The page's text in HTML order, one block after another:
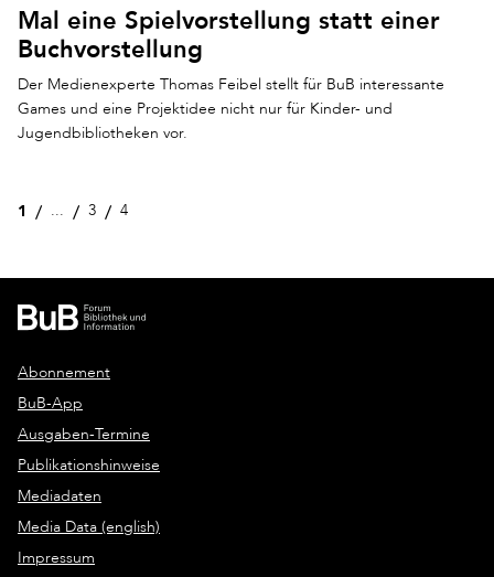
Mal eine Spielvorstellung statt einer
Buchvorstellung
Der Medienexperte Thomas Feibel stellt für BuB interessante
Games und eine Projektidee nicht nur für Kinder- und
Jugendbibliotheken vor.
1 ... 3 4
Abonnement
BuB-App
Ausgaben-Termine
Publikationshinweise
Mediadaten
Media Data (english)
Impressum